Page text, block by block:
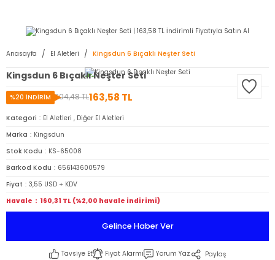
Anasayfa El Aletleri Kingsdun 6 Bıçaklı Neşter Seti
Kingsdun 6 Bıçaklı Neşter Seti
204,48 TL163,58 TL
%20 İNDİRİM
Kategori El Aletleri , Diğer El Aletleri
Marka
Kingsdun
Stok Kodu
KS-65008
Barkod Kodu
656143600579
Fiyat
3,55 USD + KDV
Havale
160,31 TL (%2,00 havale indirimi)
Gelince Haber Ver
Tavsiye Et Fiyat Alarmı Yorum Yaz Paylaş